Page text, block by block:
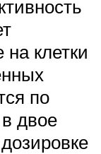
на клетки
по
двое